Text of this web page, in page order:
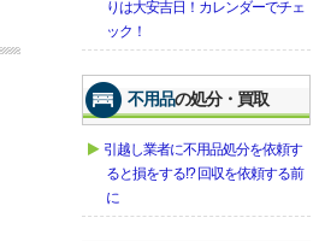
りは大安吉日！カレンダーでチェ
ック！
不用品の処分・買取
引越し業者に不用品処分を依頼す
ると損をする!? 回収を依頼する前
に